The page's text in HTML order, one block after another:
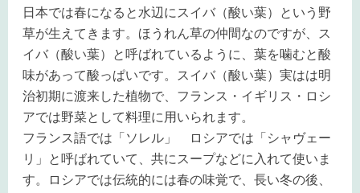
日本では春になると水辺にスイバ（酸い葉）という野
草が生えてきます。ほうれん草の仲間なのですが、ス
イバ（酸い葉）と呼ばれているように、葉を噛むと酸
味があって酸っぱいです。スイバ（酸い葉）実はは明
治初期に渡来した植物で、フランス・イギリス・ロシ
アでは野菜として料理に用いられます。
フランス語では「ソレル」 ロシアでは「シャヴェー
リ」と呼ばれていて、共にスープなどに入れて使いま
す。ロシアでは伝統的には春の味覚で、長い冬の後、